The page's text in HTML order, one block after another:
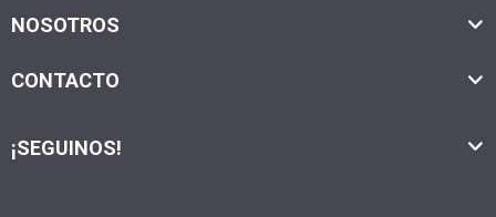
NOSOTROS
CONTACTO
¡SEGUINOS!